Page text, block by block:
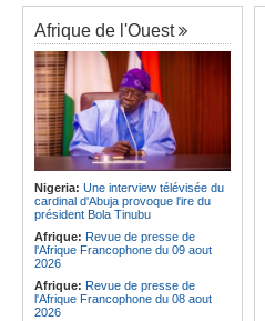
musique 'Talents +' - La liste des
participants publiée
Congo-Brazzaville:Coupe du
Congo de football - JST, Inter, Cara
et V Club qualifiés pour les demi-
finales
Congo-Brazzaville: Lutte contre la
corruption - Les parlementaires
sensibilisés
Congo-Brazzaville:Santé publique
- Ollombo réceptionne son hôpital de
référence
Congo-Brazzaville:Lutte contre
les épidémies - Les employés de la
maison de retraite Kambissi en
formation
Afrique de l'Ouest
Nigeria: Une interview télévisée du
cardinal d'Abuja provoque l'ire du
président Bola Tinubu
Afrique: Revue de presse de
l'Afrique Francophone du 09 aout
2026
Afrique: Revue de presse de
l'Afrique Francophone du 08 aout
2026